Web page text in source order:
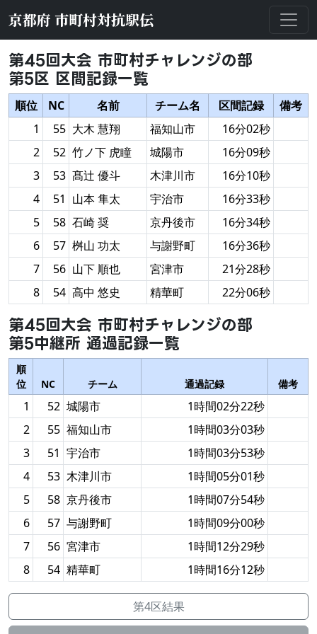
京都府 市町村対抗駅伝
第45回大会 市町村チャレンジの部
第5区 区間記録一覧
順位 NC 名前 チーム名 区間記録
備考
1
55 大木 慧翔 福知山市
16分02秒
2
52 竹ノ下 虎瞳 城陽市
16分09秒
3
53 髙辻 優斗 木津川市
16分10秒
4
51 山本 隼太 宇治市
16分33秒
5
58 石崎 奨 京丹後市
16分34秒
6
57 桝山 功太 与謝野町
16分36秒
7
56 山下 順也 宮津市
21分28秒
8
54 高中 悠史 精華町 22分06秒
第45回大会 市町村チャレンジの部
第5中継所 通過記録一覧
順
位
NC チーム 通過記録 備考
1 52 城陽市
1時間02分22秒
2
55 福知山市
1時間03分03秒
3
51 宇治市
1時間03分53秒
4
53 木津川市
1時間05分01秒
5
58 京丹後市
1時間07分54秒
6
57 与謝野町
1時間09分00秒
7
56 宮津市
1時間12分29秒
8
54 精華町 1時間16分12秒
第4区結果